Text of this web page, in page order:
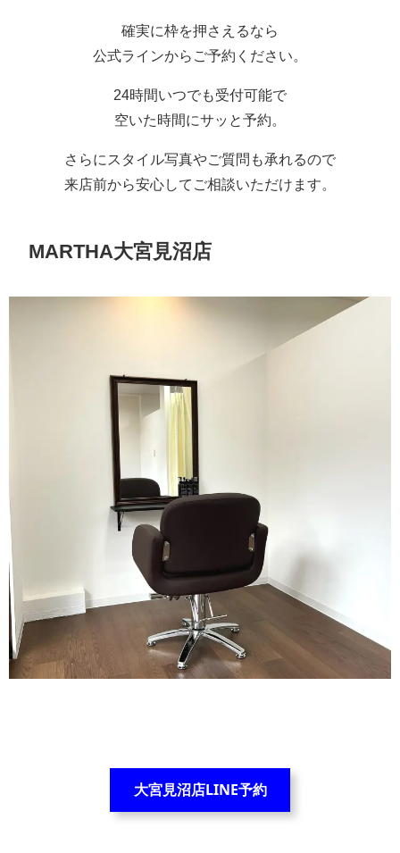
確実に枠を押さえるなら
公式ラインからご予約ください。
24時間いつでも受付可能で
空いた時間にサッと予約。
さらにスタイル写真やご質問も承れるので
来店前から安心してご相談いただけます。
MARTHA大宮見沼店
大宮見沼店LINE予約